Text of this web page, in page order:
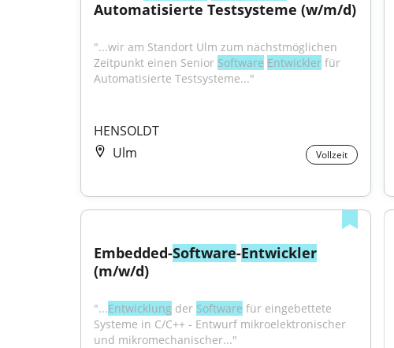
Automatisierte Testsysteme (w/m/d)
"...wir am Standort Ulm zum nächstmöglichen
Zeitpunkt einen Senior Software Entwickler für
Automatisierte Testsysteme..."
HENSOLDT
Ulm
Vollzeit
Embedded-Software-Entwickler
(m/w/d)
"...Entwicklung der Software für eingebettete
Systeme in C/C++ - Entwurf mikroelektronischer
und mikromechanischer..."